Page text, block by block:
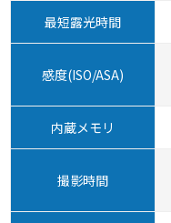
最短露光時間
感度(ISO/ASA)
内蔵メモリ
撮影時間